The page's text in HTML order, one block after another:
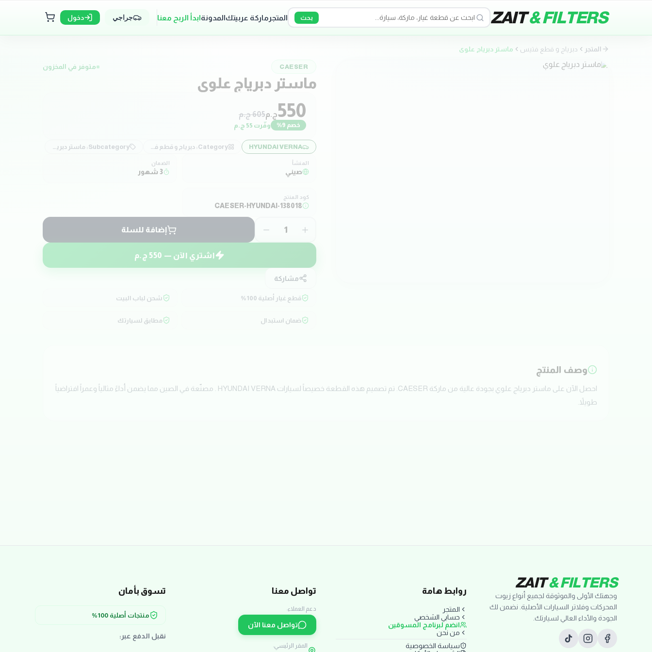
ZAIT& FILTERS بحث المتجر ماركة عربيتكالمدونةابدأ الربح معنا جراجي دخول
المتجر دبرياج و قطع فتيس ماستر دبرياج علوي
CAESER متوفر في المخزون
ماستر دبرياج علوي
550ج.م605ج.م
خصم 9
% وفّرت 55 ج.م
HYUNDAI VERNA
Category: دبرياج و قطع فتيس Subcategory: ماستر دبرياج
المنشأ
صيني
الضمان
3 شهور
كود المنتج
CAESER-HYUNDAI-138018
1 إضافة للسلة
اشتري الآن — 550 ج.م
مشاركة
قطع غيار أصلية 100% شحن لباب البيت
ضمان استبدال مطابق لسيارتك
وصف المنتج
احصل الآن على ماستر دبرياج علوي بجودة عالية من ماركة CAESER. تم تصميم هذه القطعة خصيصاً لسيارات HYUNDAI VERNA . مصنّعة في الصين مما يضمن أداءً مثالياً وعمراً افتراضياً
طويلاً.
ZAIT& FILTERS
وجهتك الأولى والموثوقة لجميع أنواع زيوت
المحركات وفلاتر السيارات الأصلية. نضمن لك
الجودة والأداء العالي لسيارتك.
روابط هامة
المتجر
حسابي الشخصي
انضم لبرنامج المسوقين
من نحن
سياسة الخصوصية
تواصل معنا
دعم العملاء:
تواصل معنا الآن
المقر الرئيسي:
تسوق بأمان
منتجات أصلية 100%
نقبل الدفع عبر: